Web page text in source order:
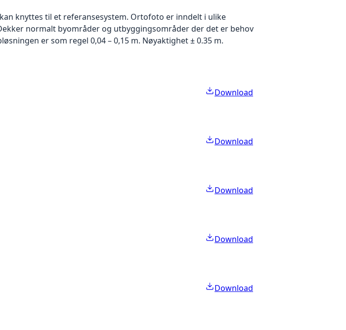
knyttes til et referansesystem. Ortofoto er inndelt i ulike
normalt byområder og utbyggingsområder der det er behov
er som regel 0,04 – 0,15 m. Nøyaktighet ± 0.35 m.
Download
Download
Download
Download
Download